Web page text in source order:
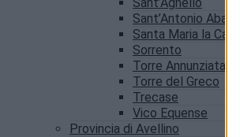
Sant’Antonio Abate
Santa Maria la Carità
Sorrento
Torre Annunziata
Torre del Greco
Trecase
Vico Equense
Provincia di Avellino